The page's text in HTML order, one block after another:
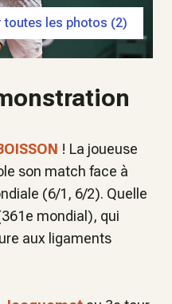
toutes les photos (2)
! La joueuse
son match face à
(6/1, 6/2). Quelle
mondial), qui
aux ligaments